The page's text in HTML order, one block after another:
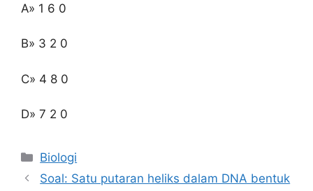
A» 1 6 0
B» 3 2 0
C» 4 8 0
D» 7 2 0
Kategori
Biologi
Soal: Satu putaran heliks dalam DNA bentuk